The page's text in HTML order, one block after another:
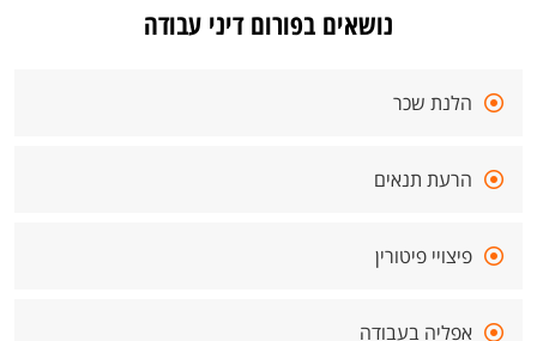
נושאים בפורום דיני עבודה
הלנת שכר
הרעת תנאים
פיצויי פיטורין
אפליה בעבודה